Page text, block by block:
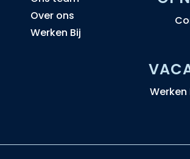
Over ons
Werken Bij
Werken